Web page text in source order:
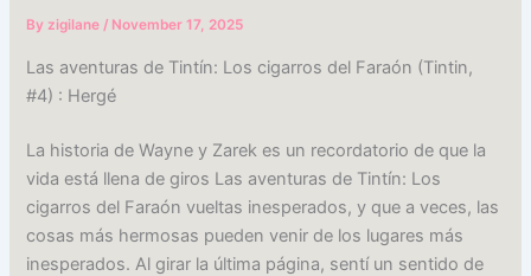
Byzigilane/ November 17, 2025
Las aventuras de Tintín: Los cigarros del Faraón (Tintin,
#4) : Hergé
La historia de Wayne y Zarek es un recordatorio de que la
vida está llena de giros Las aventuras de Tintín: Los
cigarros del Faraón vueltas inesperados, y que a veces, las
cosas más hermosas pueden venir de los lugares más
inesperados. Al girar la última página, sentí un sentido de